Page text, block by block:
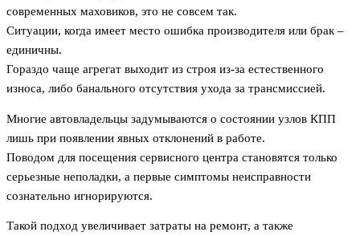
современных маховиков, это не совсем так.
Ситуации, когда имеет место ошибка производителя или брак –
единичны.
Гораздо чаще агрегат выходит из строя из-за естественного
износа, либо банального отсутствия ухода за трансмиссией.
Многие автовладельцы задумываются о состоянии узлов КПП
лишь при появлении явных отклонений в работе.
Поводом для посещения сервисного центра становятся только
серьезные неполадки, а первые симптомы неисправности
сознательно игнорируются.
Такой подход увеличивает затраты на ремонт, а также